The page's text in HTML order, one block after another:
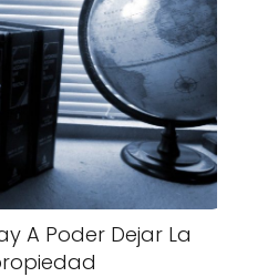
A Poder Dejar La